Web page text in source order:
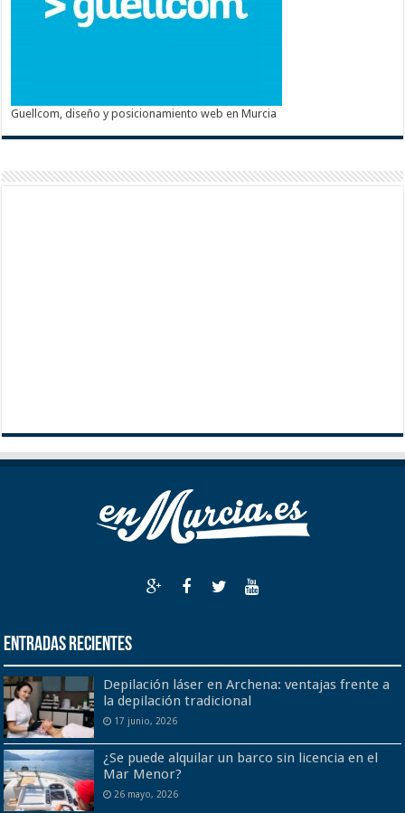
Guellcom, diseño y posicionamiento web en Murcia
Entradas recientes
Depilación láser en Archena: ventajas frente a
la depilación tradicional
17 junio, 2026
¿Se puede alquilar un barco sin licencia en el
Mar Menor?
26 mayo, 2026